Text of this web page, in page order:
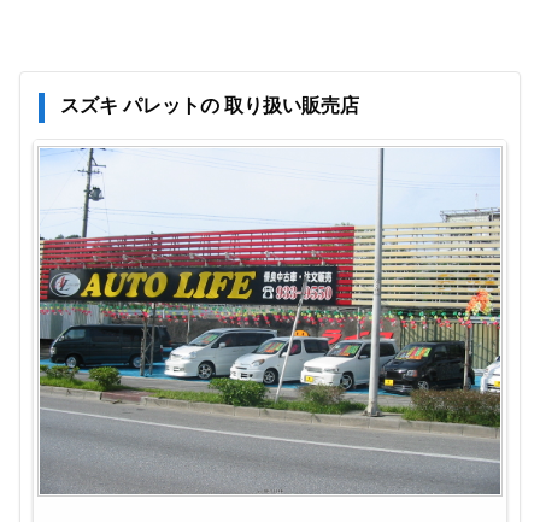
スズキ パレットの 取り扱い販売店